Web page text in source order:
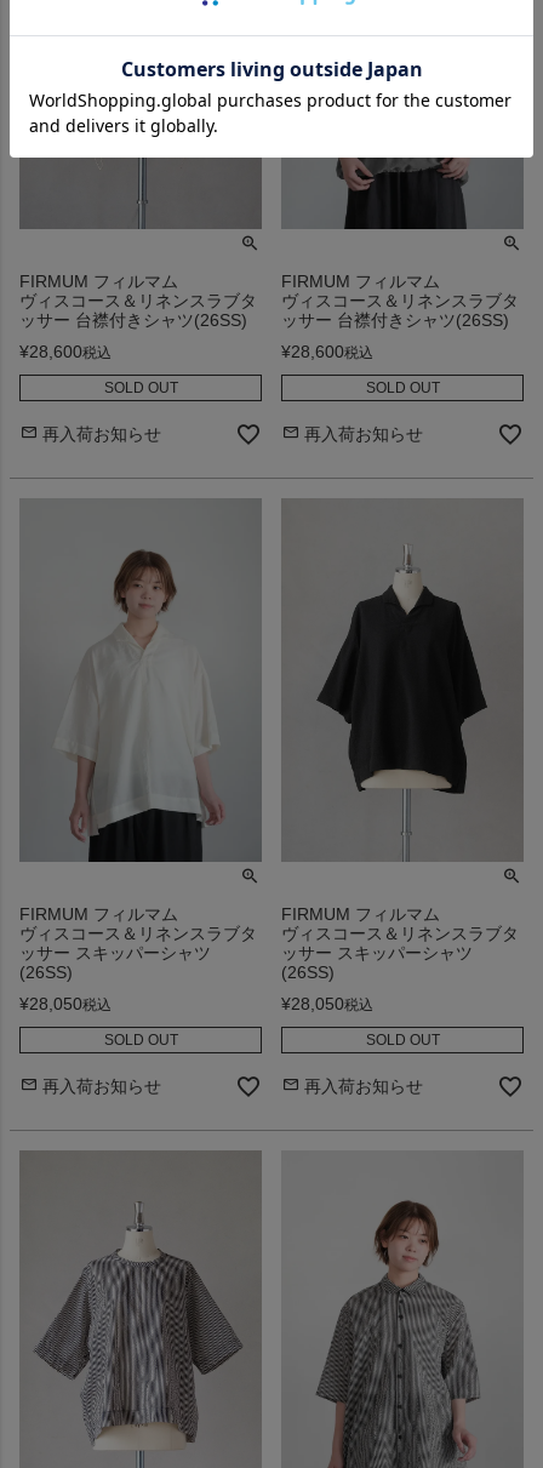
FIRMUM フィルマム
ヴィスコース＆リネンスラブタ
ッサー 台襟付きシャツ(26SS)
¥28,600税込
SOLD OUT
再入荷お知らせ
FIRMUM フィルマム
ヴィスコース＆リネンスラブタ
ッサー 台襟付きシャツ(26SS)
¥28,600税込
SOLD OUT
再入荷お知らせ
FIRMUM フィルマム
ヴィスコース＆リネンスラブタ
ッサー スキッパーシャツ
(26SS)
¥28,050税込
SOLD OUT
再入荷お知らせ
FIRMUM フィルマム
ヴィスコース＆リネンスラブタ
ッサー スキッパーシャツ
(26SS)
¥28,050税込
SOLD OUT
再入荷お知らせ